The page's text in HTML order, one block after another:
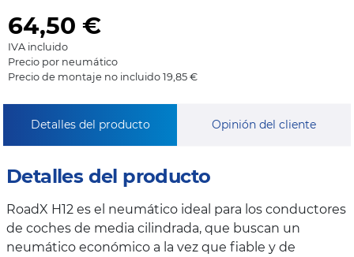
64,50 €
IVA incluido
Precio por neumático
Precio de montaje no incluido 19,85 €
Detalles del producto Opinión del cliente
Detalles del producto
RoadX H12 es el neumático ideal para los conductores
de coches de media cilindrada, que buscan un
neumático económico a la vez que fiable y de